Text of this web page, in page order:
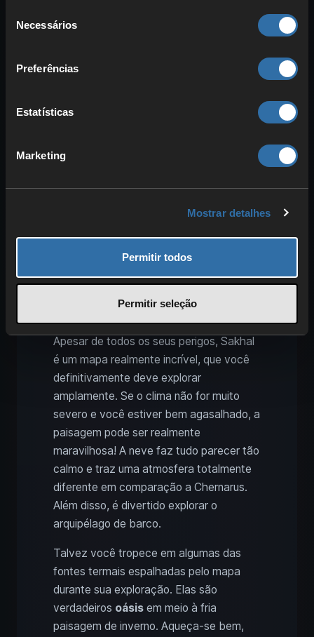
Necessários
Preferências
Estatísticas
Marketing
Mostrar detalhes
Permitir todos
Permitir seleção
metais pesados, que pode levar à morte
neutralizar esse efeito. Fervura não é
embora perigosa
Apesar de todos os seus perigos, Sakhal
é um mapa realmente incrível, que você
definitivamente deve explorar
amplamente. Se o clima não for muito
severo e você estiver bem agasalhado, a
paisagem pode ser realmente
maravilhosa! A neve faz tudo parecer tão
calmo e traz uma atmosfera totalmente
diferente em comparação a Chernarus.
Além disso, é divertido explorar o
arquipélago de barco.
Talvez você tropece em algumas das
fontes termais espalhadas pelo mapa
durante sua exploração. Elas são
verdadeiros oásis em meio à fria
paisagem de inverno. Aqueça-se bem,